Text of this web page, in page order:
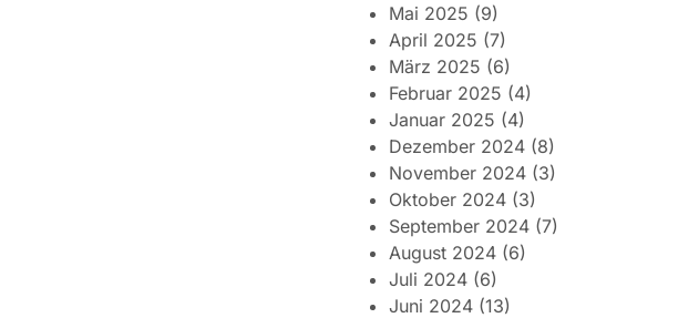
Mai 2025 (9)
April 2025 (7)
März 2025 (6)
Februar 2025 (4)
Januar 2025 (4)
Dezember 2024 (8)
November 2024 (3)
Oktober 2024 (3)
September 2024 (7)
August 2024 (6)
Juli 2024 (6)
Juni 2024 (13)